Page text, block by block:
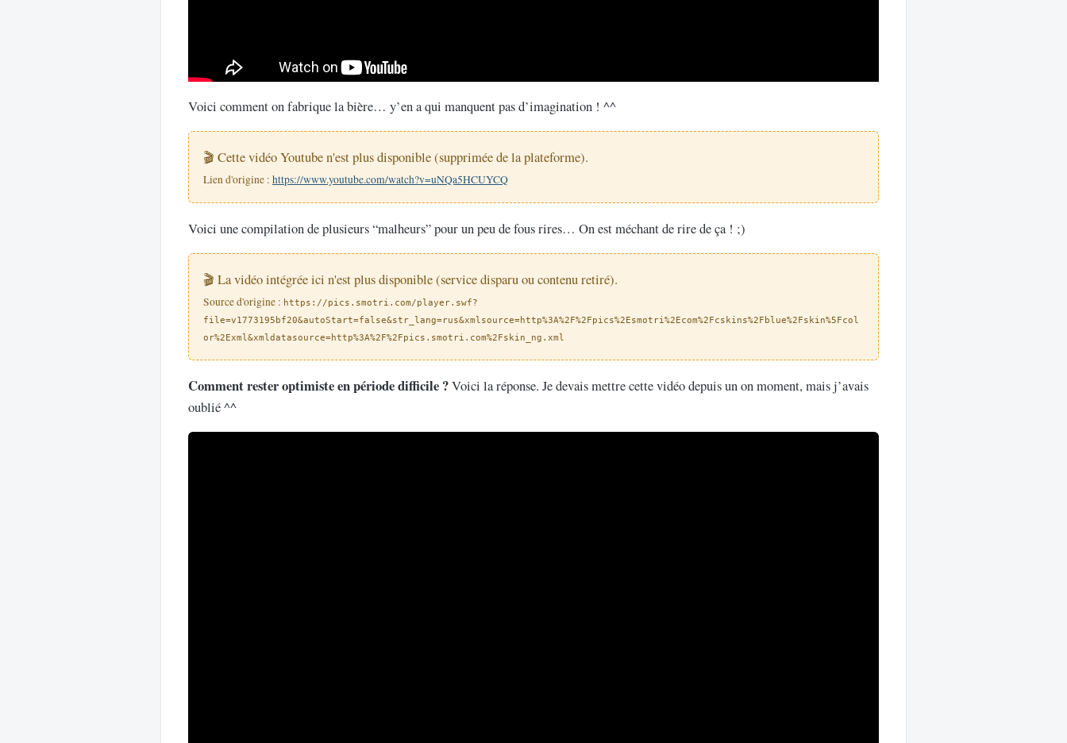
Voici comment on fabrique la bière… y’en a qui manquent pas d’imagination ! ^^
🎬 Cette vidéo Youtube n'est plus disponible (supprimée de la plateforme).
Lien d'origine : https://www.youtube.com/watch?v=uNQa5HCUYCQ
Voici une compilation de plusieurs “malheurs” pour un peu de fous rires… On est méchant de rire de ça ! ;)
🎬 La vidéo intégrée ici n'est plus disponible (service disparu ou contenu retiré).
Source d'origine : https://pics.smotri.com/player.swf?
file=v1773195bf20&autoStart=false&str_lang=rus&xmlsource=http%3A%2F%2Fpics%2Esmotri%2Ecom%2Fcskins%2Fblue%2Fskin%5Fcol
or%2Exml&xmldatasource=http%3A%2F%2Fpics.smotri.com%2Fskin_ng.xml
Comment rester optimiste en période difficile ?Voici la réponse. Je devais mettre cette vidéo depuis un on moment, mais j’avais
oublié ^^